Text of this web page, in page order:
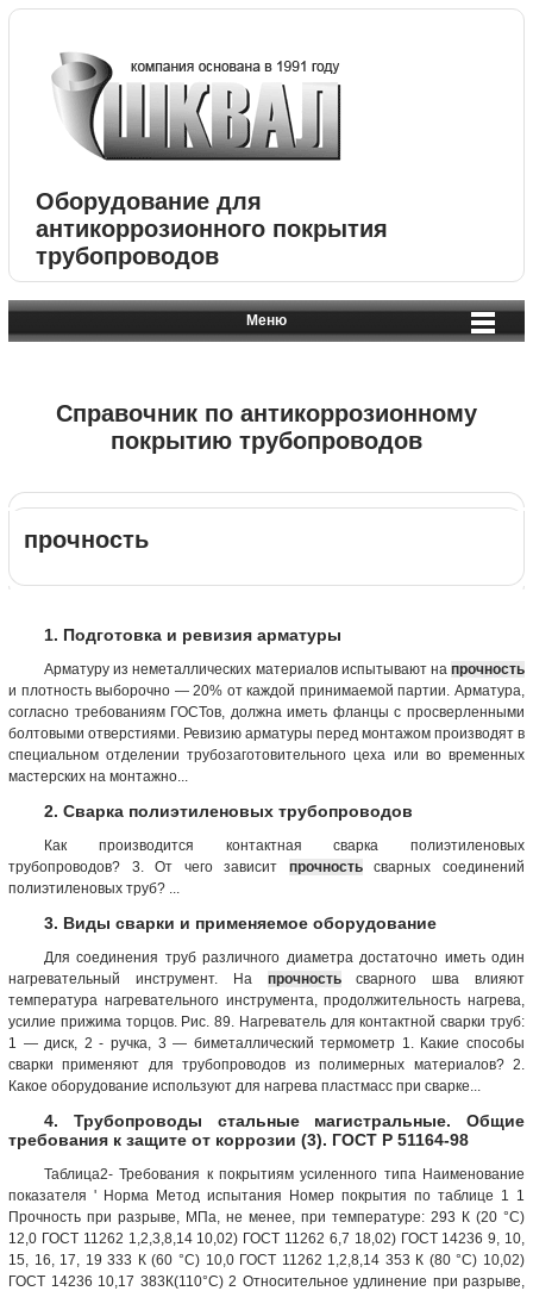
Оборудование для
антикоррозионного покрытия
трубопроводов
Меню
Справочник по антикоррозионному
покрытию трубопроводов
прочность
1. Подготовка и ревизия арматуры
Арматуру из неметаллических материалов испытывают на прочность
и плотность выборочно — 20% от каждой принимаемой партии. Арматура,
согласно требованиям ГОСТов, должна иметь фланцы с просверленными
болтовыми отверстиями. Ревизию арматуры перед монтажом производят в
специальном отделении трубозаготовительного цеха или во временных
мастерских на монтажно...
2. Сварка полиэтиленовых трубопроводов
Как производится контактная сварка полиэтиленовых
трубопроводов? 3. От чего зависит прочностьсварных соединений
полиэтиленовых труб? ...
3. Виды сварки и применяемое оборудование
Для соединения труб различного диаметра достаточно иметь один
нагревательный инструмент. На прочностьсварного шва влияют
температура нагревательного инструмента, продолжительность нагрева,
усилие прижима торцов. Рис. 89. Нагреватель для контактной сварки труб:
1 — диск, 2 - ручка, 3 — биметаллический термометр 1. Какие способы
сварки применяют для трубопроводов из полимерных материалов? 2.
Какое оборудование используют для нагрева пластмасс при сварке...
4. Трубопроводы стальные магистральные. Общие
требования к защите от коррозии (3). ГОСТ Р 51164-98
Таблица2- Требования к покрытиям усиленного типа Наименование
показателя ' Норма Метод испытания Номер покрытия по таблице 1 1
Прочность при разрыве, МПа, не менее, при температуре: 293 К (20 °С)
12,0 ГОСТ 11262 1,2,3,8,14 10,02) ГОСТ 11262 6,7 18,02) ГОСТ 14236 9, 10,
15, 16, 17, 19 333 К (60 °С) 10,0 ГОСТ 11262 1,2,8,14 353 К (80 °С) 10,02)
ГОСТ 14236 10,17 383К(110°С) 2 Относительное удлинение при разрыве,